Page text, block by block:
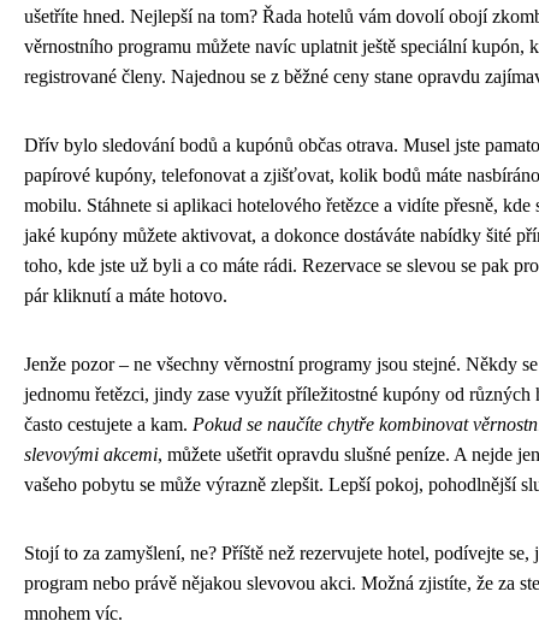
ušetříte hned. Nejlepší na tom? Řada hotelů vám dovolí obojí
věrnostního programu můžete navíc uplatnit ještě speciální kupón,
registrované členy. Najednou se z běžné ceny stane opravdu
Dřív bylo sledování bodů a kupónů občas otrava. Musel jste
papírové kupóny, telefonovat a zjišťovat, kolik bodů máte
mobilu. Stáhnete si aplikaci hotelového řetězce a vidíte přesně, kde
jaké kupóny můžete aktivovat, a dokonce dostáváte nabídky šité
toho, kde jste už byli a co máte rádi. Rezervace se slevou se pak
pár kliknutí a máte hotovo.
Jenže pozor – ne všechny věrnostní programy jsou stejné. Někdy
jednomu řetězci, jindy zase využít příležitostné kupóny od různých
často cestujete a kam. Pokud se naučíte chytře kombinovat
slevovými akcemi, můžete ušetřit opravdu slušné peníze. A nejde
vašeho pobytu se může výrazně zlepšit. Lepší pokoj, pohodlnější
Stojí to za zamyšlení, ne? Příště než rezervujete hotel, podívejte
program nebo právě nějakou slevovou akci. Možná zjistíte, že za
mnohem víc.